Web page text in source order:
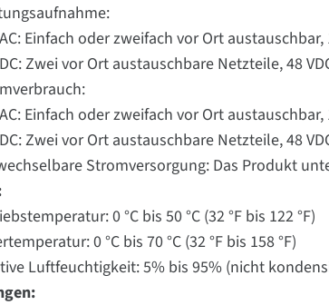
AC: Einfach oder zweifach vor Ort
DC: Zwei vor Ort austauschbare Netzteile, 48
AC: Einfach oder zweifach vor Ort
DC: Zwei vor Ort austauschbare Netzteile, 48
Stromversorgung: Das Produkt
0 °C bis 50 °C (32 °F bis 122 °F)
0 °C bis 70 °C (32 °F bis 158 °F)
Luftfeuchtigkeit: 5% bis 95% (nicht